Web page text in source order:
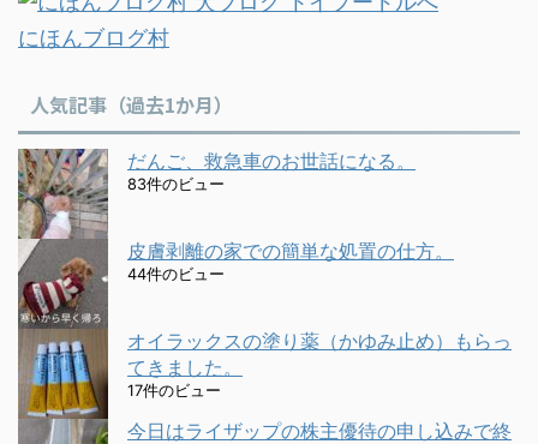
にほんブログ村
人気記事（過去1か月）
だんご、救急車のお世話になる。
83件のビュー
皮膚剥離の家での簡単な処置の仕方。
44件のビュー
オイラックスの塗り薬（かゆみ止め）もらっ
てきました。
17件のビュー
今日はライザップの株主優待の申し込みで終